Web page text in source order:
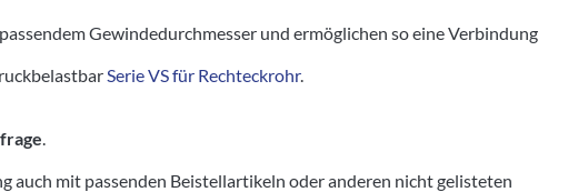
Gewindedurchmesser und ermöglichen so eine Verbindung
Serie VS für Rechteckrohr.
.
mit passenden Beistellartikeln oder anderen nicht gelisteten